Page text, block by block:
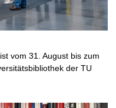
vom 31. August bis zum
der TU